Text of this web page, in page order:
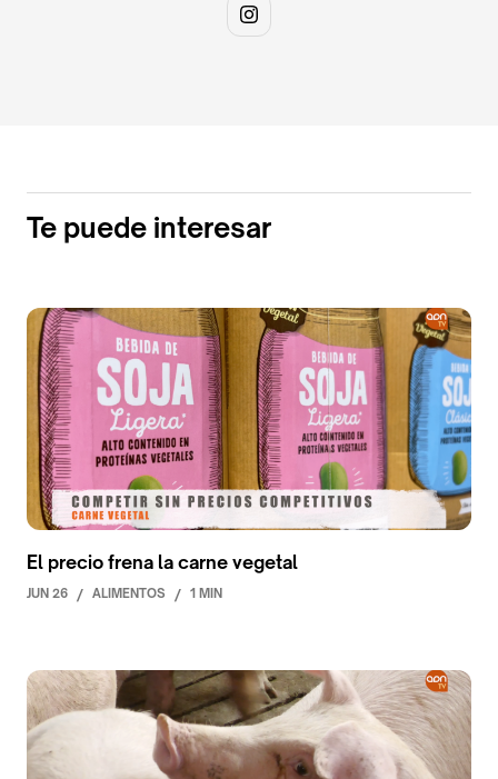
Te puede interesar
El precio frena la carne vegetal
JUN 26 / ALIMENTOS / 1 MIN